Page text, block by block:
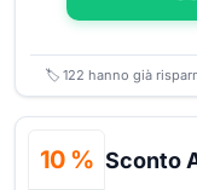
🏷️ 122 hanno già
10 % Sconto